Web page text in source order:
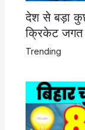
देश से बड़ा
क्रिकेट जगत
Trending